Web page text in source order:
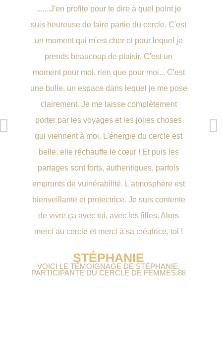
.......J'en profite pour te dire à quel point je
suis heureuse de faire partie du cercle. C'est
un moment qui m'est cher et pour lequel je
prends beaucoup de plaisir. C'est un
moment pour moi, rien que pour moi... C'est
une bulle, un espace dans lequel je me pose
clairement. Je me laisse complètement
porter par les voyages et les jolies choses
qui viennent à moi. L'énergie du cercle est
belle, elle réchauffe le cœur ! Et puis les
partages sont forts, authentiques, parfois
emprunts de vulnérabilité. L'atmosphère est
bienveillante et protectrice. Je suis contente
de vivre ça avec toi, avec les filles. Alors
merci au cercle et merci à sa créatrice, toi !
STÉPHANIE
VOICI LE TÉMOIGNAGE DE STÉPHANIE,
PARTICIPANTE DU CERCLE DE FEMMES,88